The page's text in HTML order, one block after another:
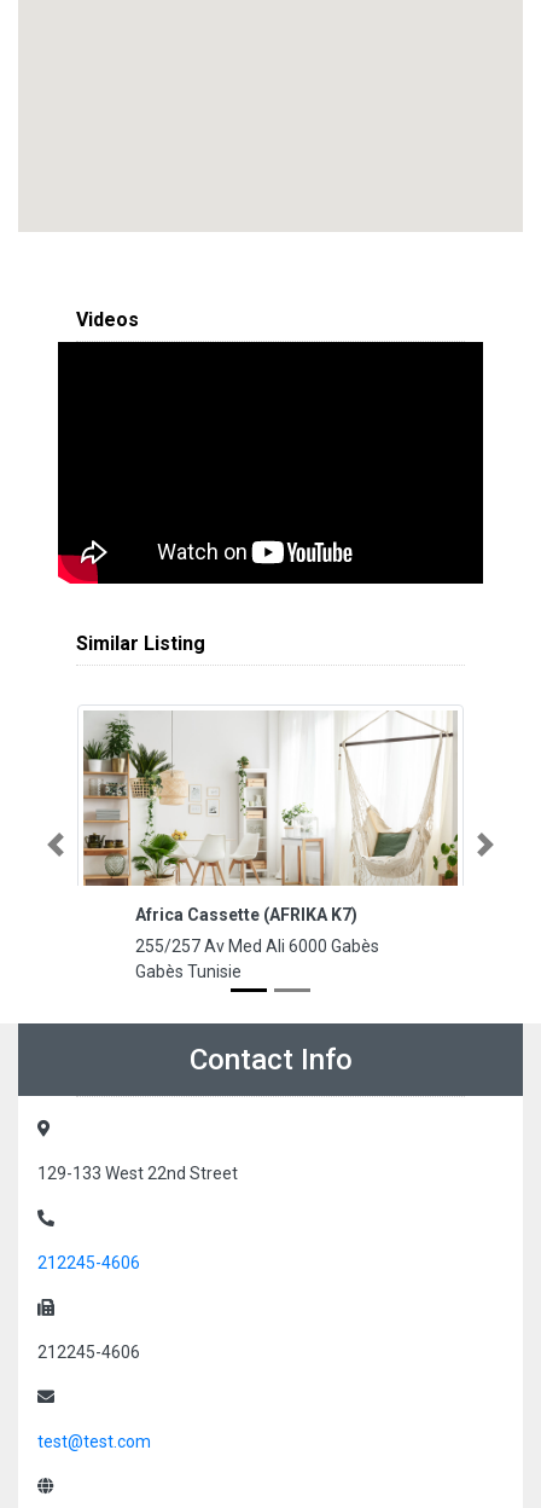
Videos
Similar Listing
Africa Cassette (AFRIKA K7)
255/257 Av Med Ali 6000 Gabès
Gabès Tunisie
Previous Next
Contact Info
129-133 West 22nd Street
212245-4606
212245-4606
test@test.com